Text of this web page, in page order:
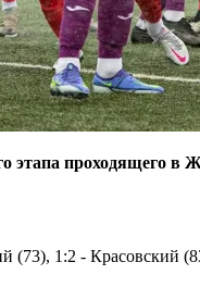
этапа
(73), 1:2 - Красовский